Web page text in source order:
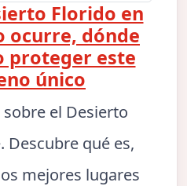
Florido en
ocurre, dónde
proteger este
único
el Desierto
Descubre qué es,
mejores lugares